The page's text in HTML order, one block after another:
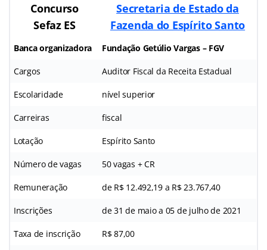
Concurso
Sefaz ES
Secretaria de Estado da
Fazenda do Espírito Santo
Banca organizadora Fundação Getúlio Vargas – FGV
Cargos Auditor Fiscal da Receita Estadual
Escolaridade nível superior
Carreiras fiscal
Lotação Espírito Santo
Número de vagas 50 vagas + CR
Remuneração de R$ 12.492,19 a R$ 23.767,40
Inscrições de 31 de maio a 05 de julho de 2021
Taxa de inscrição R$ 87,00